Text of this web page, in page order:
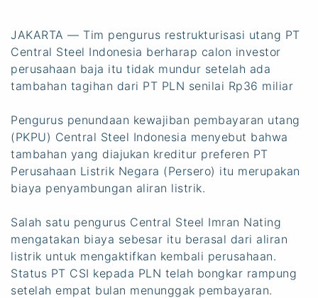
JAKARTA — Tim pengurus restrukturisasi utang PT
Central Steel Indonesia berharap calon investor
perusahaan baja itu tidak mundur setelah ada
tambahan tagihan dari PT PLN senilai Rp36 miliar
Pengurus penundaan kewajiban pembayaran utang
(PKPU) Central Steel Indonesia menyebut bahwa
tambahan yang diajukan kreditur preferen PT
Perusahaan Listrik Negara (Persero) itu merupakan
biaya penyambungan aliran listrik.
Salah satu pengurus Central Steel Imran Nating
mengatakan biaya sebesar itu berasal dari aliran
listrik untuk mengaktifkan kembali perusahaan.
Status PT CSI kepada PLN telah bongkar rampung
setelah empat bulan menunggak pembayaran.